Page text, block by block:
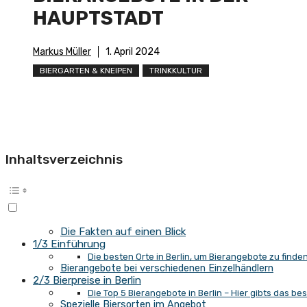
HAUPTSTADT
Markus Müller 1. April 2024
BIERGARTEN & KNEIPEN TRINKKULTUR
Inhaltsverzeichnis
Die Fakten auf einen Blick
1/3 Einführung
Die besten Orte in Berlin, um Bierangebote zu finden
Bierangebote bei verschiedenen Einzelhändlern
2/3 Bierpreise in Berlin
Die Top 5 Bierangebote in Berlin – Hier gibts das
Spezielle Biersorten im Angebot